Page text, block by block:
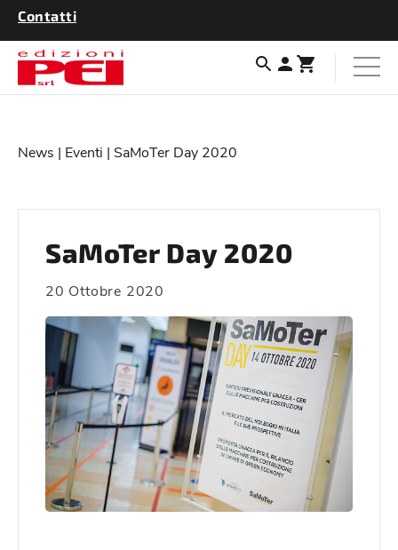
Contatti
News | Eventi | SaMoTer Day 2020
SaMoTer Day 2020
20 Ottobre 2020